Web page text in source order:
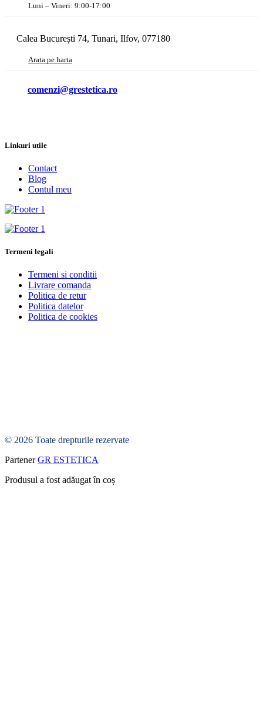
Luni – Vineri: 9:00-17:00
Calea București 74, Tunari, Ilfov, 077180
Arata pe harta
comenzi@grestetica.ro
Linkuri utile
Contact
Blog
Contul meu
Termeni legali
Termeni si conditii
Livrare comanda
Politica de retur
Politica datelor
Politica de cookies
© 2026 Toate drepturile rezervate
PartenerGR ESTETICA
Produsul a fost adăugat în coș